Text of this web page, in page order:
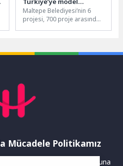
projeler
Maltepe Belediyesi’nin 6
projesi, 700 proje arasından
Mücadele Politikamız
ilkesi gözetilerek hazırlanır. Buna